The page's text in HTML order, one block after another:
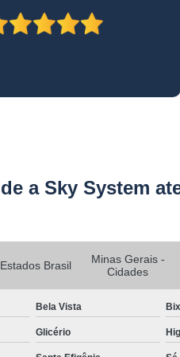
a Sky System
Estados Brasil
Minas Gerais -
Cidades
Bela Vista
Glicério